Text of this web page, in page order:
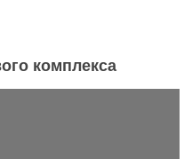
комплекса